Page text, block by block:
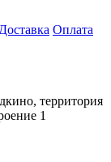
Доставка Оплата
территория
1